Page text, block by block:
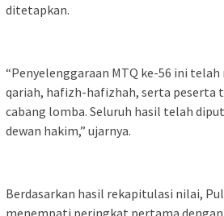
ditetapkan.
“Penyelenggaraan MTQ ke-56 ini
qariah, hafizh-hafizhah, serta peserta
cabang lomba. Seluruh hasil telah
dewan hakim,” ujarnya.
Berdasarkan hasil rekapitulasi nilai,
menempati peringkat pertama